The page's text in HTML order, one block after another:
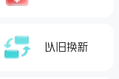
以旧换新